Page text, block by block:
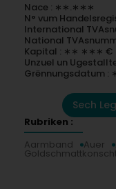
Nace : ∗∗.∗∗∗
N° vum
International
National
Kapital : ∗∗ ∗∗∗ €
Unzuel un
Sech
Rubriken :
Aarmband
Auer